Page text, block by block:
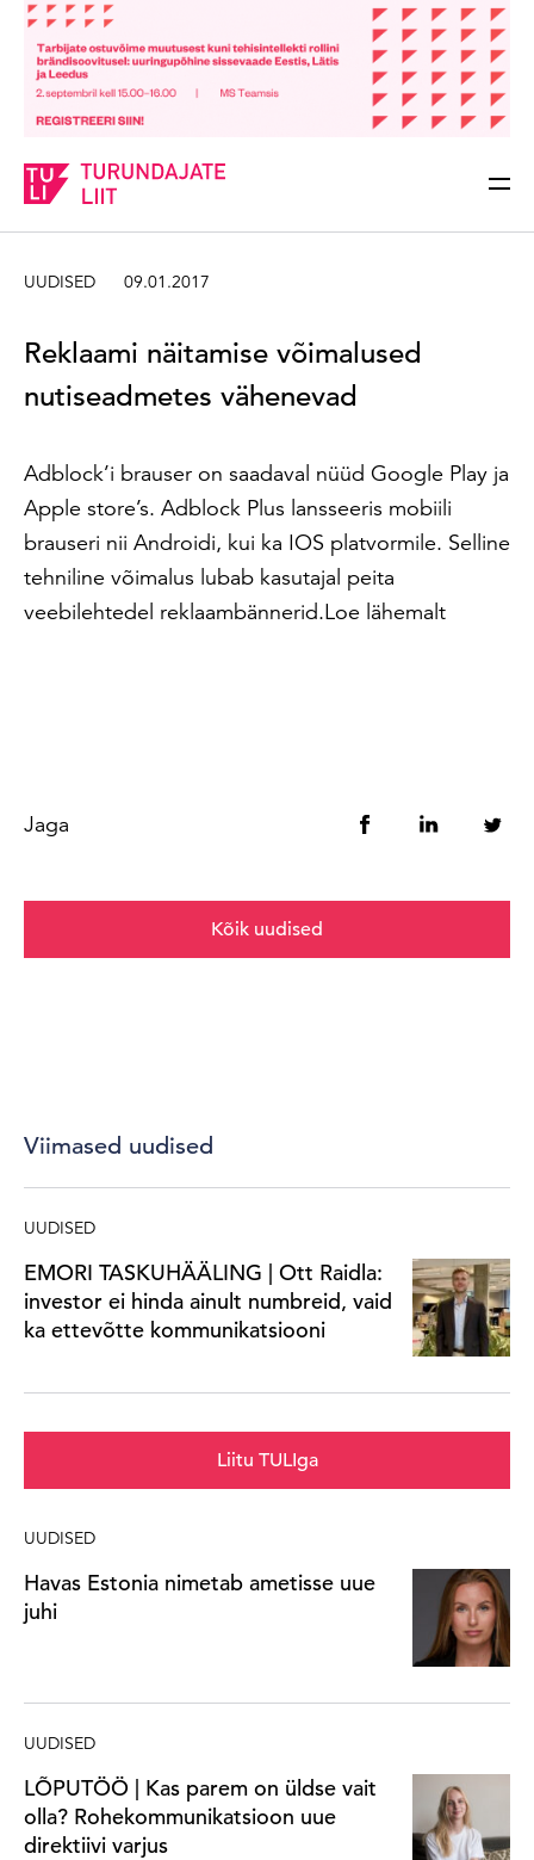
Sisesta märksõna
UUDISED 09.01.2017
Reklaami näitamise võimalused
nutiseadmetes vähenevad
Adblock’i brauser on saadaval nüüd Google Play ja
Apple store’s. Adblock Plus lansseeris mobiili
brauseri nii Androidi, kui ka IOS platvormile. Selline
tehniline võimalus lubab kasutajal peita
veebilehtedel reklaambännerid.Loe lähemalt
Jaga
Kõik uudised
Viimased uudised
UUDISED
EMORI TASKUHÄÄLING | Ott Raidla:
investor ei hinda ainult numbreid, vaid
ka ettevõtte kommunikatsiooni
Liitu TULIga
UUDISED
Havas Estonia nimetab ametisse uue
juhi
UUDISED
LÕPUTÖÖ | Kas parem on üldse vait
olla? Rohekommunikatsioon uue
direktiivi varjus